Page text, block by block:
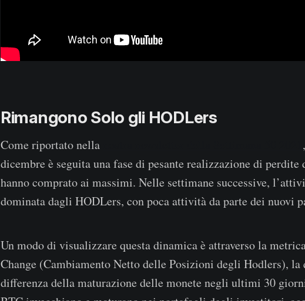
Rimangono Solo gli HODLers
Come riportato nella
dicembre è seguita una fase di pesante realizzazione di perdite
hanno comprato ai massimi. Nelle settimane successive,
dominata dagli HODLers, con poca attività da parte dei nuovi
Un modo di visualizzare questa dinamica è attraverso la
Change (Cambiamento Netto delle Posizioni degli Hodlers), la
differenza della maturazione delle monete negli ultimi 30